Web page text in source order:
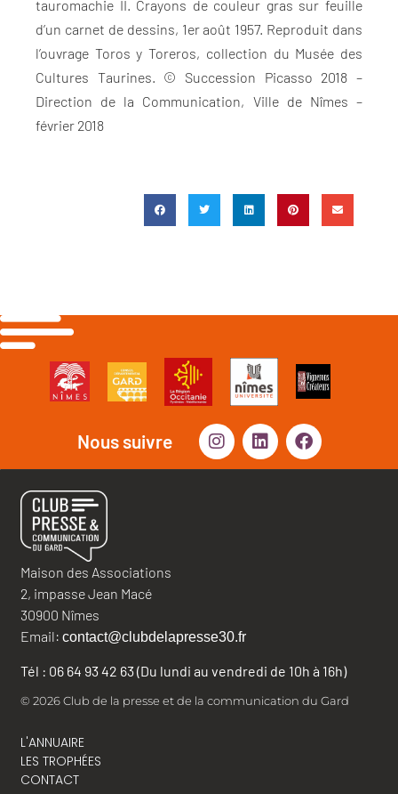
tauromachie II. Crayons de couleur gras sur feuille
d’un carnet de dessins, 1er août 1957. Reproduit dans
l’ouvrage Toros y Toreros, collection du Musée des
Cultures Taurines. © Succession Picasso 2018 –
Direction de la Communication, Ville de Nîmes –
février 2018
Nous suivre
Maison des Associations
2, impasse Jean Macé
30900 Nîmes
Email: contact@clubdelapresse30.fr
Tél : 06 64 93 42 63 (Du lundi au vendredi de 10h à 16h)
© 2026 Club de la presse et de la communication du Gard
L'ANNUAIRE
LES TROPHÉES
CONTACT